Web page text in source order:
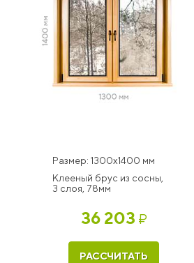
Размер: 1300x1400 мм
Клееный брус из сосны,
3 слоя, 78мм
36 203 ₽
РАССЧИТАТЬ